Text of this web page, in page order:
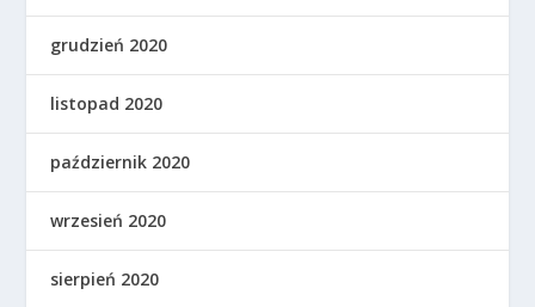
grudzień 2020
listopad 2020
październik 2020
wrzesień 2020
sierpień 2020